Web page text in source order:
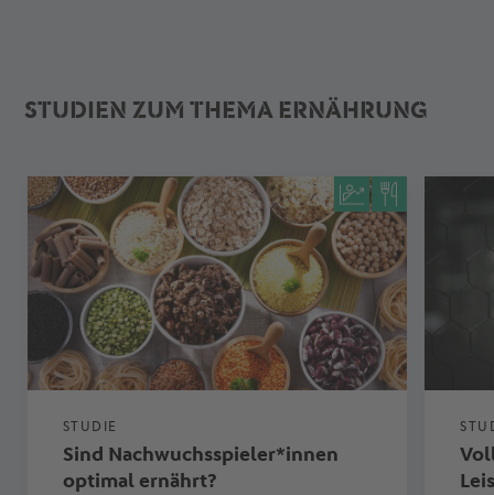
STUDIEN ZUM THEMA ERNÄHRUNG
STUDIE
Sind Nachwuchsspieler*innen
optimal ernährt?